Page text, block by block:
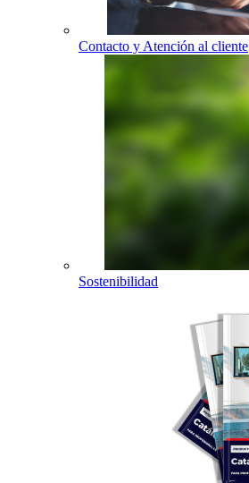
Contacto y Atención al cliente
Sostenibilidad